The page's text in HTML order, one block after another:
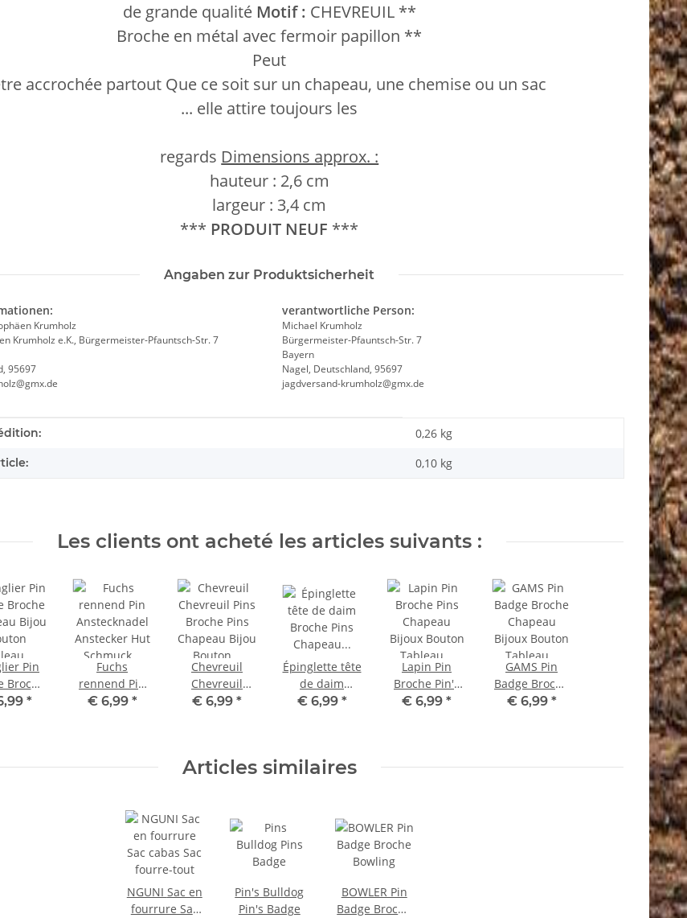
de grande qualité Motif : CHEVREUIL **
Broche en métal avec fermoir papillon **
Peut
accrochée partout Que ce soit sur un chapeau, une chemise ou un sac
... elle attire toujours les
regards Dimensions approx. :
hauteur : 2,6 cm
largeur : 3,4 cm
*** PRODUIT NEUF ***
Angaben zur Produktsicherheit
Krumholz
Krumholz e.K., Bürgermeister-Pfauntsch-Str. 7
95697
verantwortliche Person:
Michael Krumholz
Bürgermeister-Pfauntsch-Str. 7
Bayern
Nagel, Deutschland, 95697
jagdversand-krumholz@gmx.de
du produit 0,26 kg
0,10 kg
Les clients ont acheté les articles suivants :
Pin
Broche
Bijou
*
Fuchs
rennend Pin
Anstecknadel
Pinwand
€ 6,99 *
Chevreuil
Chevreuil
Pin's Broche
d'affichage
€ 6,99 *
Épinglette tête
de daim
Broche Pin's
d'affichage
€ 6,99 *
Lapin Pin
Broche Pin's
Chapeau
€ 6,99 *
GAMS Pin
Badge Broche
Chapeau
€ 6,99 *
Articles similaires
NGUNI Sac en
fourrure Sac
Pin's Bulldog
Pin's Badge
BOWLER Pin
Badge Broche